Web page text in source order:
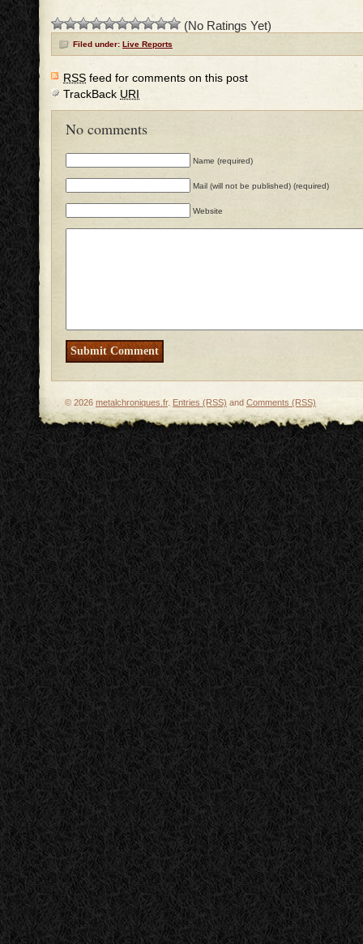
(No Ratings Yet)
Filed under: Live Reports
RSS feed for comments on this post
TrackBack URI
No comments
Name (required)
Mail (will not be published) (required)
Website
© 2026 metalchroniques.fr. Entries (RSS) and Comments (RSS)